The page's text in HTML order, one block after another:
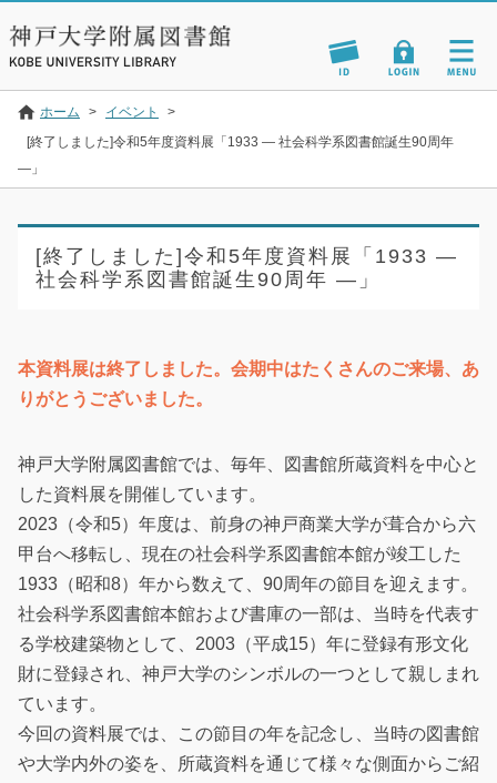
ホーム > イベント
>
[終了しました]令和5年度資料展「1933 ― 社会科学系図書館誕生90周年
―」
[終了しました]令和5年度資料展「1933 ―
社会科学系図書館誕生90周年 ―」
本資料展は終了しました。会期中はたくさんのご来場、あ
りがとうございました。
神戸大学附属図書館では、毎年、図書館所蔵資料を中心と
した資料展を開催しています。
2023（令和5）年度は、前身の神戸商業大学が葺合から六
甲台へ移転し、現在の社会科学系図書館本館が竣工した
1933（昭和8）年から数えて、90周年の節目を迎えます。
社会科学系図書館本館および書庫の一部は、当時を代表す
る学校建築物として、2003（平成15）年に登録有形文化
財に登録され、神戸大学のシンボルの一つとして親しまれ
ています。
今回の資料展では、この節目の年を記念し、当時の図書館
や大学内外の姿を、所蔵資料を通じて様々な側面からご紹